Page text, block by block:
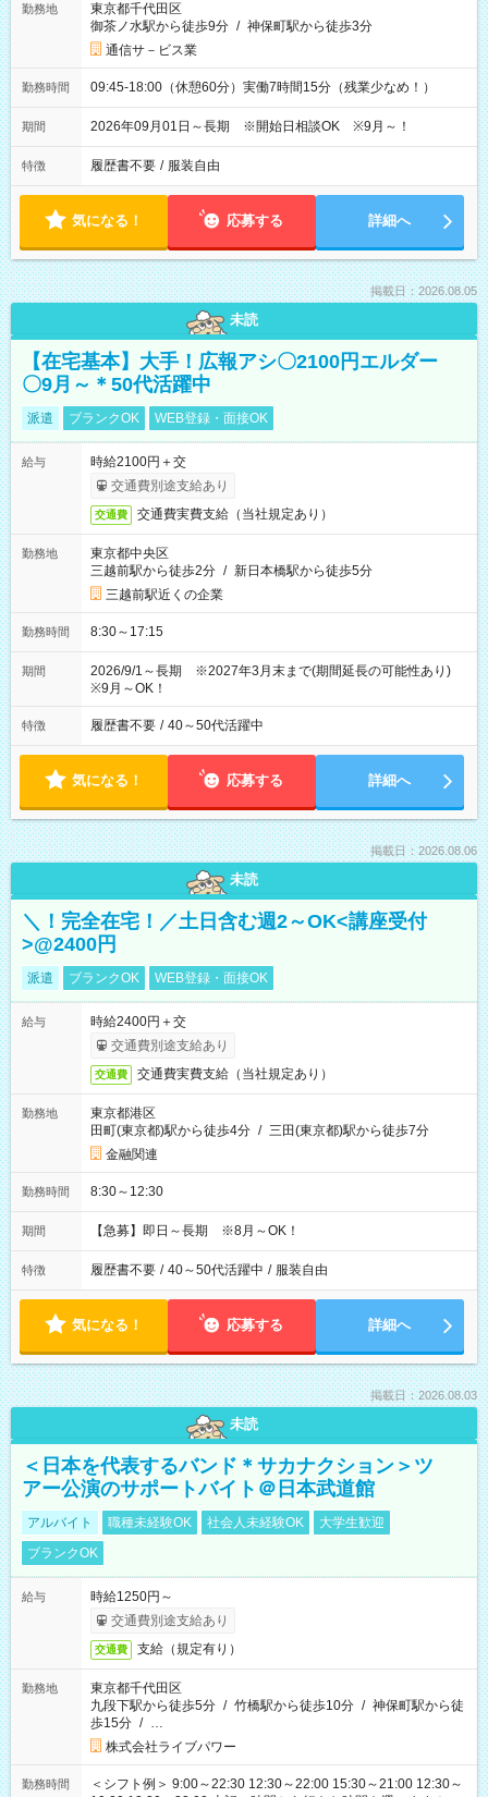
勤務地
東京都千代田区
御茶ノ水駅から徒歩9分 / 神保町駅から徒歩3分
通信サ－ビス業
勤務時間 09:45-18:00（休憩60分）実働7時間15分（残業少なめ！）
期間 2026年09月01日～長期 ※開始日相談OK ※9月～！
特徴 履歴書不要 / 服装自由
気になる！ 応募する 詳細へ
掲載日：2026.08.05
未読
【在宅基本】大手！広報アシ〇2100円エルダー
〇9月～＊50代活躍中
派遣 ブランクOK WEB登録・面接OK
給与
時給2100円＋交
交通費別途支給あり
交通費 交通費実費支給（当社規定あり）
勤務地
東京都中央区
三越前駅から徒歩2分 / 新日本橋駅から徒歩5分
三越前駅近くの企業
勤務時間 8:30～17:15
期間
2026/9/1～長期 ※2027年3月末まで(期間延長の可能性あり)
※9月～OK！
特徴 履歴書不要 / 40～50代活躍中
気になる！ 応募する 詳細へ
掲載日：2026.08.06
未読
＼！完全在宅！／土日含む週2～OK<講座受付
>@2400円
派遣 ブランクOK WEB登録・面接OK
給与
時給2400円＋交
交通費別途支給あり
交通費 交通費実費支給（当社規定あり）
勤務地
東京都港区
田町(東京都)駅から徒歩4分 / 三田(東京都)駅から徒歩7分
金融関連
勤務時間 8:30～12:30
期間 【急募】即日～長期 ※8月～OK！
特徴 履歴書不要 / 40～50代活躍中 / 服装自由
気になる！ 応募する 詳細へ
掲載日：2026.08.03
未読
＜日本を代表するバンド＊サカナクション＞ツ
アー公演のサポートバイト＠日本武道館
アルバイト 職種未経験OK 社会人未経験OK
大学生歓迎
ブランクOK
給与
時給1250円～
交通費別途支給あり
交通費 支給（規定有り）
勤務地
東京都千代田区
九段下駅から徒歩5分 / 竹橋駅から徒歩10分 / 神保町駅から徒
歩15分 / …
株式会社ライブパワー
勤務時間
＜シフト例＞ 9:00～22:30 12:30～22:00 15:30～21:00 12:30～